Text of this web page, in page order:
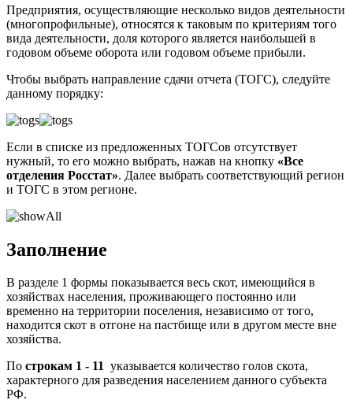
Предприятия, осуществляющие несколько видов деятельности
(многопрофильные), относятся к таковым по критериям того
вида деятельности, доля которого является наибольшей в
годовом объеме оборота или годовом объеме прибыли.
Чтобы выбрать направление сдачи отчета (ТОГС), следуйте
данному порядку:
Если в списке из предложенных ТОГСов отсутствует
нужный, то его можно выбрать, нажав на кнопку «Все
отделения Росстат». Далее выбрать соответствующий регион
и ТОГС в этом регионе.
Заполнение
В разделе 1 формы показывается весь скот, имеющийся в
хозяйствах населения, проживающего постоянно или
временно на территории поселения, независимо от того,
находится скот в отгоне на пастбище или в другом месте вне
хозяйства.
По строкам 1 - 11 указывается количество голов скота,
характерного для разведения населением данного субъекта
РФ.